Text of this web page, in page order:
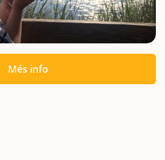
Més info